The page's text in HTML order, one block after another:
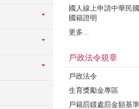
國人線上申請中華民國
國籍證明
更多...
戶政法令規章
戶政法令
生育獎勵金專區
戶籍罰鍰處罰金額基準